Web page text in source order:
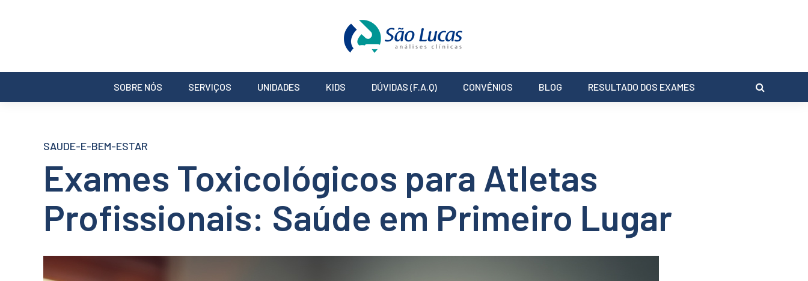
SOBRE NÓS SERVIÇOS UNIDADES KIDS DÚVIDAS (F.A.Q) CONVÊNIOS BLOG RESULTADO DOS EXAMES
SAUDE-E-BEM-ESTAR
Exames Toxicológicos para Atletas
Profissionais: Saúde em Primeiro Lugar